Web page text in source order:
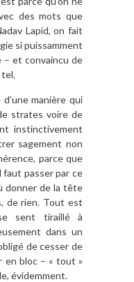
des mots que
Lapid, on fait
si puissamment
– et convaincu de
tel.
manière qui
strates voire de
instinctivement
sagement non
parce que
faut passer par ce
donner de la tête
de rien. Tout est
sent tiraillé à
dans un
de cesser de
bloc – « tout »
évidemment.